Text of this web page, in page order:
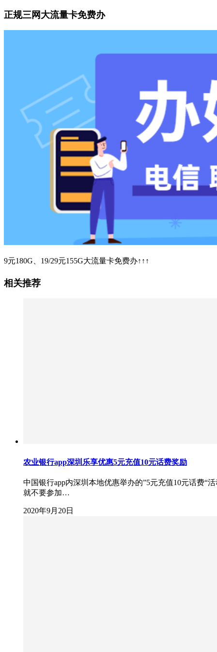
正规三网大流量卡免费办
9元180G、19/29元155G大流量卡免费办↑↑↑
相关推荐
农业银行app深圳乐享优惠5元充值10元话费奖励
中国银行app内深圳本地优惠举办的”5元充值10元话费“
就不要参加…
2020年9月20日